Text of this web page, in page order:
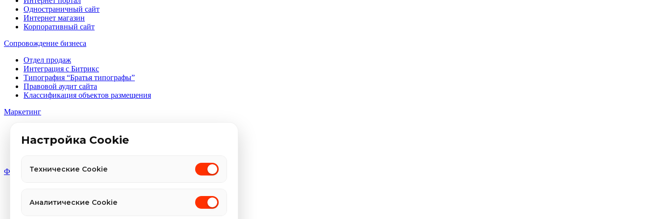
Настройка Cookie
Технические Cookie
Аналитические Cookie
Одностраничный сайт
Интернет магазин
Корпоративный сайт
Сопровождение бизнеса
Отдел продаж
Интеграция с Битрикс
Типография “Братья типографы”
Правовой аудит сайта
Классификация объектов размещения
Маркетинг
Оптимизация поиска
Авито продвижение
Фирменный стиль
Дизайн баннеров сайта